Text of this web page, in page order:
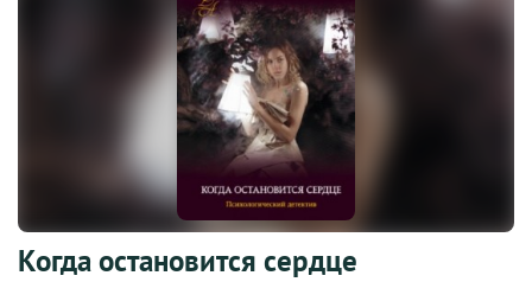
Когда остановится сердце